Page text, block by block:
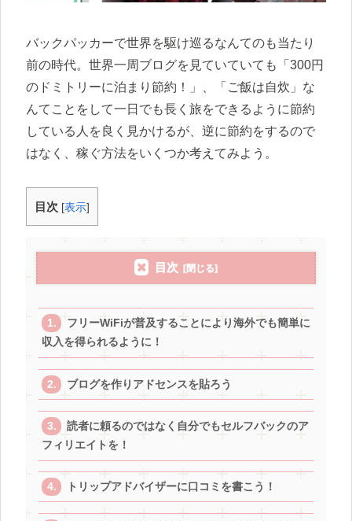
バックパッカーで世界を駆け巡るなんてのも当たり
前の時代。世界一周ブログを見ていていても「300円
のドミトリーに泊まり節約！」、「ご飯は自炊」な
んてことをして一日でも長く旅をできるように節約
している人を良く見かけるが、逆に節約をするので
はなく、稼ぐ方法をいくつか考えてみよう。
目次 [表示]
目次
フリーWiFiが普及することにより海外でも簡単に
収入を得られるように！
ブログを作りアドセンスを貼ろう
読者に頼るのではなく自分でもセルフバックのア
フィリエイトを！
トリップアドバイザーに口コミを書こう！